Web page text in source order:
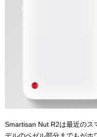
Smartisan Nut R2は最近のス